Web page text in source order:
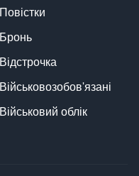
Повістки
Бронь
Відстрочка
Військовозобов'язані
Військовий облік